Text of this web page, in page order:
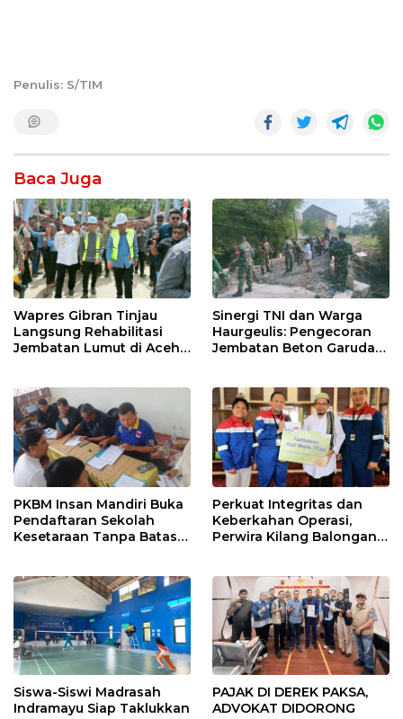
Penulis: S/TIM
Baca Juga
Wapres Gibran Tinjau
Langsung Rehabilitasi
Jembatan Lumut di Aceh
Sinergi TNI dan Warga
Haurgeulis: Pengecoran
Jembatan Beton Garuda
PKBM Insan Mandiri Buka
Pendaftaran Sekolah
Kesetaraan Tanpa Batas
Perkuat Integritas dan
Keberkahan Operasi,
Perwira Kilang Balongan
Siswa-Siswi Madrasah
Indramayu Siap Taklukkan
PAJAK DI DEREK PAKSA,
ADVOKAT DIDORONG